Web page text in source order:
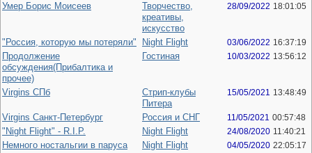
Умер Борис Моисеев
Творчество,
креативы,
искусство
28/09/2022 18:01:05
"Россия, которую мы потеряли" Night Flight 03/06/2022 16:37:19
Продолжение
обсуждения(Прибалтика и
прочее)
Гостиная 10/03/2022 13:56:12
Virgins СПб
Стрип-клубы
Питера
15/05/2021 13:48:49
Virgins Санкт-Петербург Россия и СНГ 11/05/2021 00:57:48
"Night Flight" - R.I.P. Night Flight 24/08/2020 11:40:21
Немного ностальгии в паруса Night Flight 04/05/2020 22:05:17